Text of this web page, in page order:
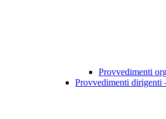
Provvedimenti
Provvedimenti dirigenti